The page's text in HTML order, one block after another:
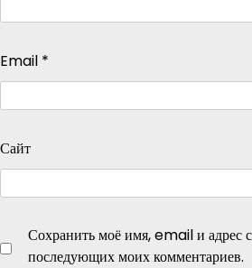
Email *
Сайт
Сохранить моё имя, email и адрес
последующих моих комментариев.